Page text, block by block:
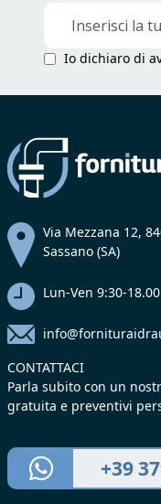
Newsletter:
Io dichiaro di
Via Mezzana 12,
Sassano (SA)
Lun-Ven 9:30-18.00
CONTATTACI
Parla subito con un
gratuita e preventivi
+39